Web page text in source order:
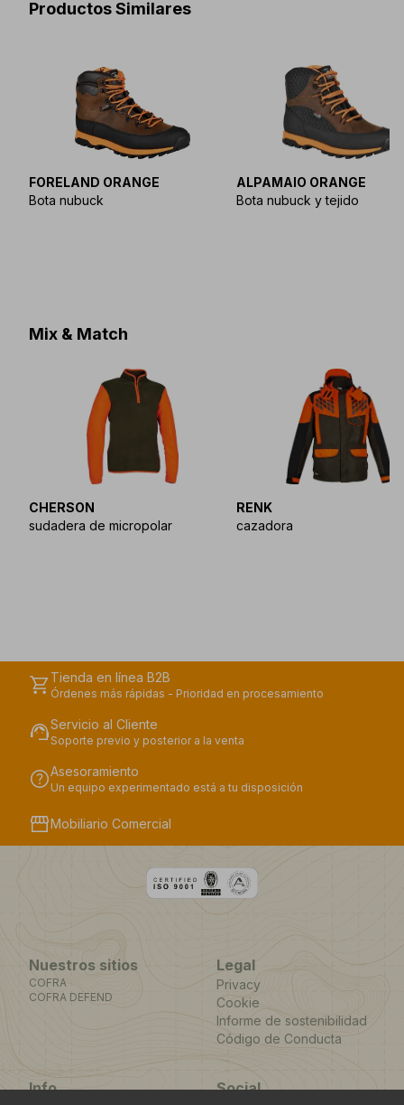
Productos Similares
FORELAND ORANGE
Bota nubuck
ALPAMAIO ORANGE
Bota nubuck y tejido
Mix & Match
CHERSON
sudadera de micropolar
RENK
cazadora
shopping_cartTienda en línea B2B
Órdenes más rápidas - Prioridad en procesamiento
support_agentServicio al Cliente
Soporte previo y posterior a la venta
helpAsesoramiento
Un equipo experimentado está a tu disposición
storefrontMobiliario Comercial
Nuestros sitios
COFRA
COFRA DEFEND
Legal
Privacy
Cookie
Informe de sostenibilidad
Código de Conducta
Info
Social